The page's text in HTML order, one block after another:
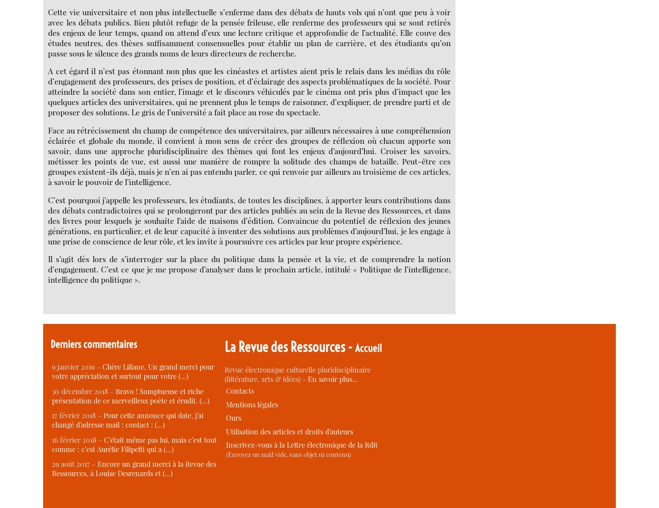
Cette vie universitaire et non plus intellectuelle s’enferme dans des débats de hauts vols qui n’ont que peu à voir
avec les débats publics. Bien plutôt refuge de la pensée frileuse, elle renferme des professeurs qui se sont retirés
des enjeux de leur temps, quand on attend d’eux une lecture critique et approfondie de l’actualité. Elle couve des
études neutres, des thèses suffisamment consensuelles pour établir un plan de carrière, et des étudiants qu’on
passe sous le silence des grands noms de leurs directeurs de recherche.
A cet égard il n’est pas étonnant non plus que les cinéastes et artistes aient pris le relais dans les médias du rôle
d’engagement des professeurs, des prises de position, et d’éclairage des aspects problématiques de la société. Pour
atteindre la société dans son entier, l’image et le discours véhiculés par le cinéma ont pris plus d’impact que les
quelques articles des universitaires, qui ne prennent plus le temps de raisonner, d’expliquer, de prendre parti et de
proposer des solutions. Le gris de l’université a fait place au rose du spectacle.
Face au rétrécissement du champ de compétence des universitaires, par ailleurs nécessaires à une compréhension
éclairée et globale du monde, il convient à mon sens de créer des groupes de réflexion où chacun apporte son
savoir, dans une approche pluridisciplinaire des thèmes qui font les enjeux d’aujourd’hui. Croiser les savoirs,
métisser les points de vue, est aussi une manière de rompre la solitude des champs de bataille. Peut-être ces
groupes existent-ils déjà, mais je n’en ai pas entendu parler, ce qui renvoie par ailleurs au troisième de ces articles,
à savoir le pouvoir de l’intelligence.
C’est pourquoi j’appelle les professeurs, les étudiants, de toutes les disciplines, à apporter leurs contributions dans
des débats contradictoires qui se prolongeront par des articles publiés au sein de la Revue des Ressources, et dans
des livres pour lesquels je souhaite l’aide de maisons d’édition. Convaincue du potentiel de réflexion des jeunes
générations, en particulier, et de leur capacité à inventer des solutions aux problèmes d’aujourd’hui, je les engage à
une prise de conscience de leur rôle, et les invite à poursuivre ces articles par leur propre expérience.
Il s’agit dès lors de s’interroger sur la place du politique dans la pensée et la vie, et de comprendre la notion
d’engagement. C’est ce que je me propose d’analyser dans le prochain article, intitulé « Politique de l’intelligence,
intelligence du politique ».
Derniers commentaires
9 janvier 2019 – Chère Liliane, Un grand merci pour
votre appréciation et surtout pour votre (…)
30 décembre 2018 – Bravo ! Somptueuse et riche
présentation de ce merveilleux poète et érudit. (…)
17 février 2018 – Pour cette annonce qui date, j’ai
changé d’adresse mail : contact : (…)
16 février 2018 – C’était même pas lui, mais c’est tout
comme : c’est Aurélie Filipetti qui a (…)
29 août 2017 – Encore un grand merci à la Revue des
Ressources, à Louise Desrenards et (…)
La Revue des Ressources -Accueil
Revue électronique culturelle pluridisciplinaire
(littérature, arts & idées) -En savoir plus…
Contacts
Mentions légales
Ours
Utilisation des articles et droits d’auteurs
Inscrivez-vous à la Lettre électronique de la RdR
(Envoyez un mail vide, sans objet ni contenu)